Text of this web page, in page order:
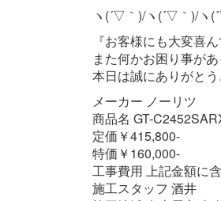
ヽ(´▽｀)/ヽ(´▽｀)/ヽ
『お客様にも大変喜
また何かお困り事が
本日は誠にありがと
メーカー ノーリツ
商品名 GT-
定価￥415,800-
特価￥160,000-
工事費用 上記金額に
施工スタッフ 酒井